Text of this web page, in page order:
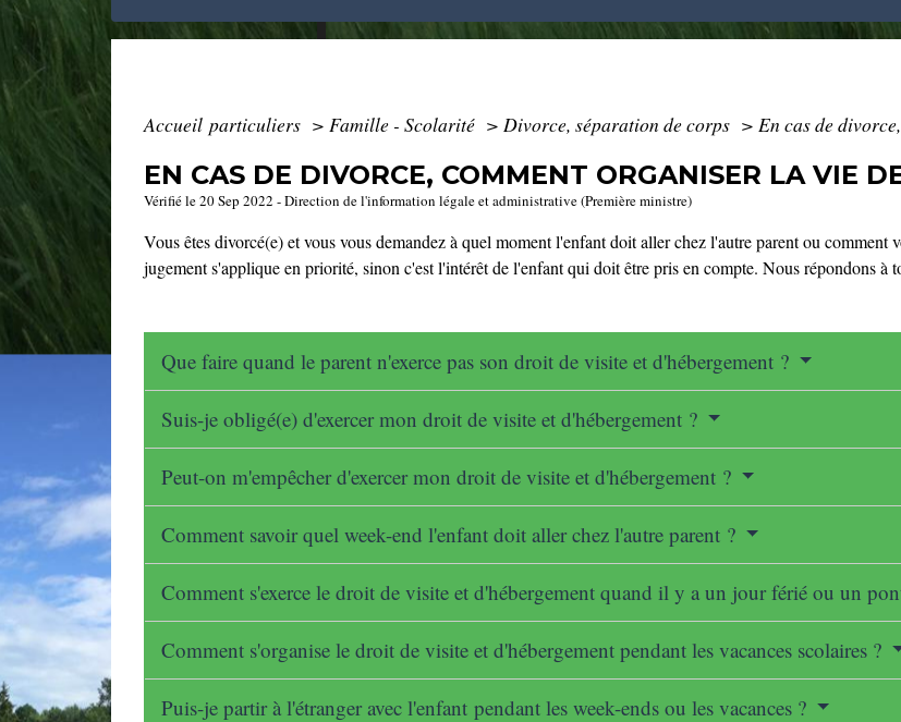
Accueil particuliers > Famille - Scolarité > Divorce, séparation de corps > En cas de
EN CAS DE DIVORCE, COMMENT ORGANISER LA VIE
Vérifié le 20 Sep 2022 - Direction de l'information légale et administrative (Première ministre)
Vous êtes divorcé(e) et vous vous demandez à quel moment l'enfant doit aller chez l'autre parent ou comment
jugement s'applique en priorité, sinon c'est l'intérêt de l'enfant qui doit être pris en compte. Nous répondons à
Que faire quand le parent n'exerce pas son droit de visite et d'hébergement ?
Suis-je obligé(e) d'exercer mon droit de visite et d'hébergement ?
Peut-on m'empêcher d'exercer mon droit de visite et d'hébergement ?
Comment savoir quel week-end l'enfant doit aller chez l'autre parent ?
Comment s'exerce le droit de visite et d'hébergement quand il y a un jour férié ou un
Comment s'organise le droit de visite et d'hébergement pendant les vacances scolaires ?
Puis-je partir à l'étranger avec l'enfant pendant les week-ends ou les vacances ?